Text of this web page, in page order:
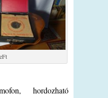
hordozható